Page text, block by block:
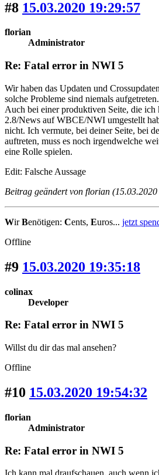
#8 15.03.2020 19:29:57
florian
Administrator
Re: Fatal error in NWI 5
Wir haben das Updaten und
solche Probleme sind niemals aufgetreten.
Auch bei einer produktiven Seite, die
2.8/News auf WBCE/NWI umgestellt
nicht. Ich vermute, bei deiner Seite, bei
auftreten, muss es noch irgendwelche
eine Rolle spielen.
Edit: Falsche Aussage
Beitrag geändert von florian
WirBenötigen: Cents, Euros... jetzt
Offline
#9 15.03.2020 19:35:18
colinax
Developer
Re: Fatal error in NWI 5
Willst du dir das mal ansehen?
Offline
#10 15.03.2020 19:54:32
florian
Administrator
Re: Fatal error in NWI 5